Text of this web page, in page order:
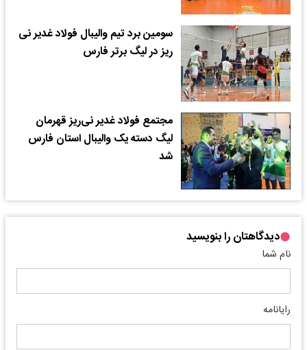
سومین برد تیم والیبال فولاد غدیر نی
ریز در لیگ برتر فارس
مجتمع فولاد غدیر نی‌ریز قهرمان
لیگ دسته یک والیبال استان فارس
شد
دیدگاهتان را بنویسید
نام شما
رایانامه